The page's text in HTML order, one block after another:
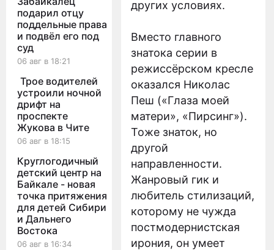
подарил отцу
поддельные права
и подвёл его под
суд
06 авг в 18:21
Трое водителей
устроили ночной
дрифт на
проспекте
Жукова в Чите
06 авг в 18:15
Круглогодичный
детский центр на
Байкале - новая
точка притяжения
для детей Сибири
и Дальнего
Востока
06 авг в 16:34
других условиях.
Вместо главного
знатока серии в
режиссёрском кресле
оказался Николас
Пеш («Глаза моей
матери», «Пирсинг»).
Тоже знаток, но
другой
направленности.
Жанровый гик и
любитель стилизаций,
которому не чужда
постмодернистская
ирония, он умеет